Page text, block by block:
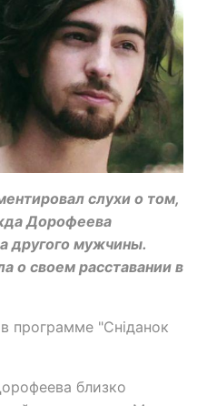
слухи о том,
Дорофеева
другого мужчины.
о своем расставании в
программе "Сніданок
близко